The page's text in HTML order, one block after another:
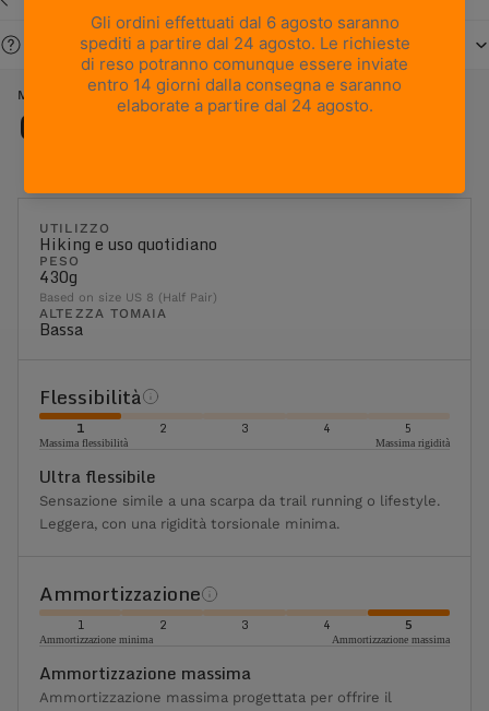
Serve aiuto?
METROPOLIS - BLUE
Caratteristiche
UTILIZZO
Hiking e uso quotidiano
PESO
430g
Based on size US 8 (Half Pair)
ALTEZZA TOMAIA
Bassa
Flessibilità
1 2 3 4 5
Massima flessibilità Massima rigidità
Ultra flessibile
Sensazione simile a una scarpa da trail running o lifestyle.
Leggera, con una rigidità torsionale minima.
Ammortizzazione
1 2 3 4 5
Ammortizzazione minima Ammortizzazione massima
Ammortizzazione massima
Ammortizzazione massima progettata per offrire il